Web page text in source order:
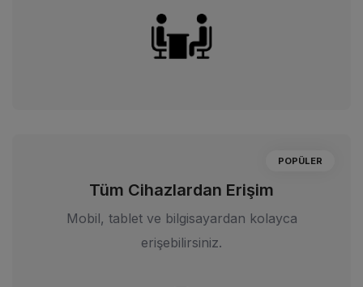
Tüm Cihazlardan Erişim
Mobil, tablet ve bilgisayardan kolayca
erişebilirsiniz.
POPÜLER